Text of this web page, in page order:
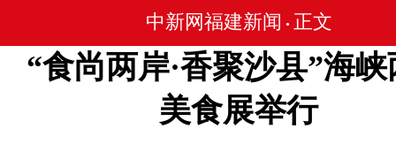
中新网福建新闻 • 正文
“食尚两岸·香聚沙县”海
美食展举行